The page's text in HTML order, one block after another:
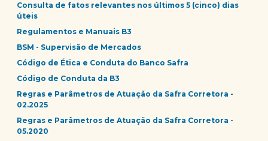
Consulta de fatos relevantes nos últimos 5 (cinco) dias
úteis
Regulamentos e Manuais B3
BSM - Supervisão de Mercados
Código de Ética e Conduta do Banco Safra
Código de Conduta da B3
Regras e Parâmetros de Atuação da Safra Corretora -
02.2025
Regras e Parâmetros de Atuação da Safra Corretora -
05.2020